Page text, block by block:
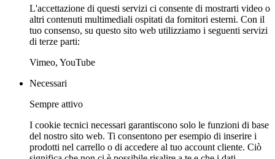
L'accettazione di questi servizi ci consente di mostrarti video o
altri contenuti multimediali ospitati da fornitori esterni. Con il
tuo consenso, su questo sito web utilizziamo i seguenti servizi
di terze parti:
Vimeo, YouTube
Necessari
Sempre attivo
I cookie tecnici necessari garantiscono solo le funzioni di base
del nostro sito web. Ti consentono per esempio di inserire i
prodotti nel carrello o di accedere al tuo account cliente. Ciò